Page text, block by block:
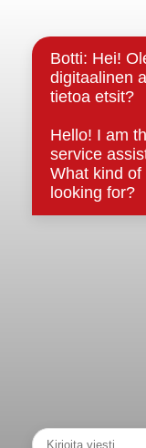
Strategiat,
sopimukset
Evästeet
Tietosuoja
Tietosuojaselosteet